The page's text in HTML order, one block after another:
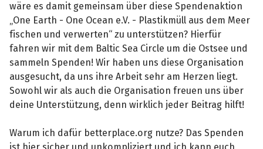
wäre es damit gemeinsam über diese Spendenaktion
„One Earth - One Ocean e.V. - Plastikmüll aus dem Meer
fischen und verwerten“ zu unterstützen? Hierfür
fahren wir mit dem Baltic Sea Circle um die Ostsee und
sammeln Spenden! Wir haben uns diese Organisation
ausgesucht, da uns ihre Arbeit sehr am Herzen liegt.
Sowohl wir als auch die Organisation freuen uns über
deine Unterstützung, denn wirklich jeder Beitrag hilft!
Warum ich dafür betterplace.org nutze? Das Spenden